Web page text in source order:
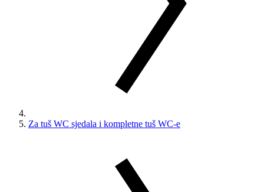
Za tuš WC sjedala i kompletne tuš WC-e